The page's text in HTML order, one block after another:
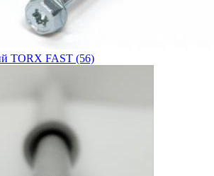
TORX FAST (56)